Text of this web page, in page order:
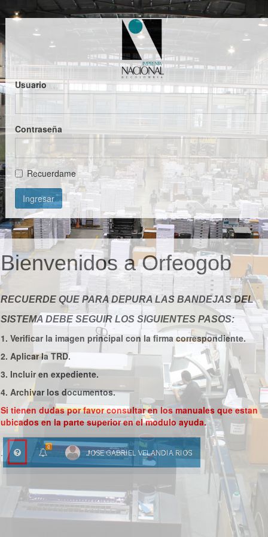
Usuario
Contraseña
Recuerdame
Ingresar
Bienvenidos a Orfeogob
RECUERDE QUE PARA DEPURA LAS BANDEJAS DEL
SISTEMA DEBE SEGUIR LOS SIGUIENTES PASOS:
1. Verificar la imagen principal con la firma correspondiente.
2. Aplicar la TRD.
3. Incluir en expediente.
4. Archivar los documentos.
Si tienen dudas por favor consultar en los manuales que estan
ubicados en la parte superior en el modulo ayuda.
.